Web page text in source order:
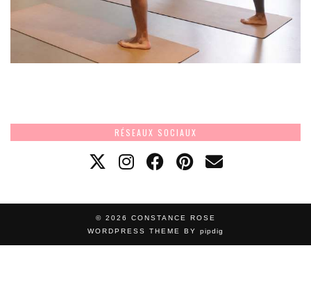
RÉSEAUX SOCIAUX
© 2026 CONSTANCE ROSE
WORDPRESS THEME BY pipdig